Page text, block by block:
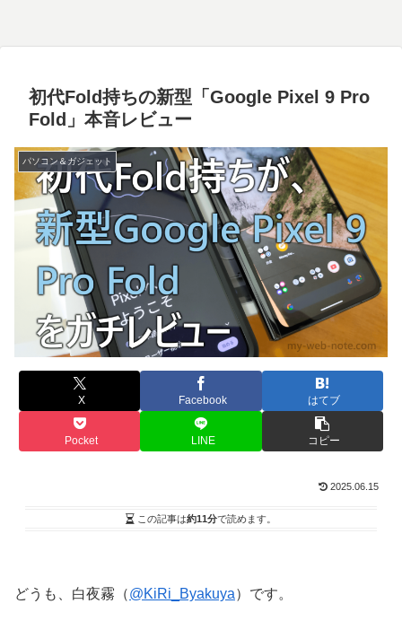
初代Fold持ちの新型「Google Pixel 9 Pro
Fold」本音レビュー
パソコン＆ガジェット
X Facebook はてブ
Pocket LINE コピー
2025.06.15
この記事は約11分で読めます。
どうも、白夜霧（@KiRi_Byakuya）です。